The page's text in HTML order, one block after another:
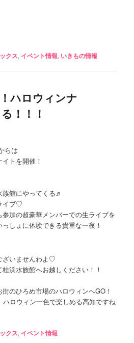
クス, イベント情報, いきもの情報
ハロウィンナ
！！！
らは
トを開催！
族館にやってくる♬
イブ♡
加の超豪華メンバーでの生ライブを
しょに体験できる貴重な一夜！
ざいませんわよ♡
浜水族館へお越しください！！
のひろめ市場のハロウィンへGO！
ロウィン一色で楽しめる高知ですね
クス, イベント情報